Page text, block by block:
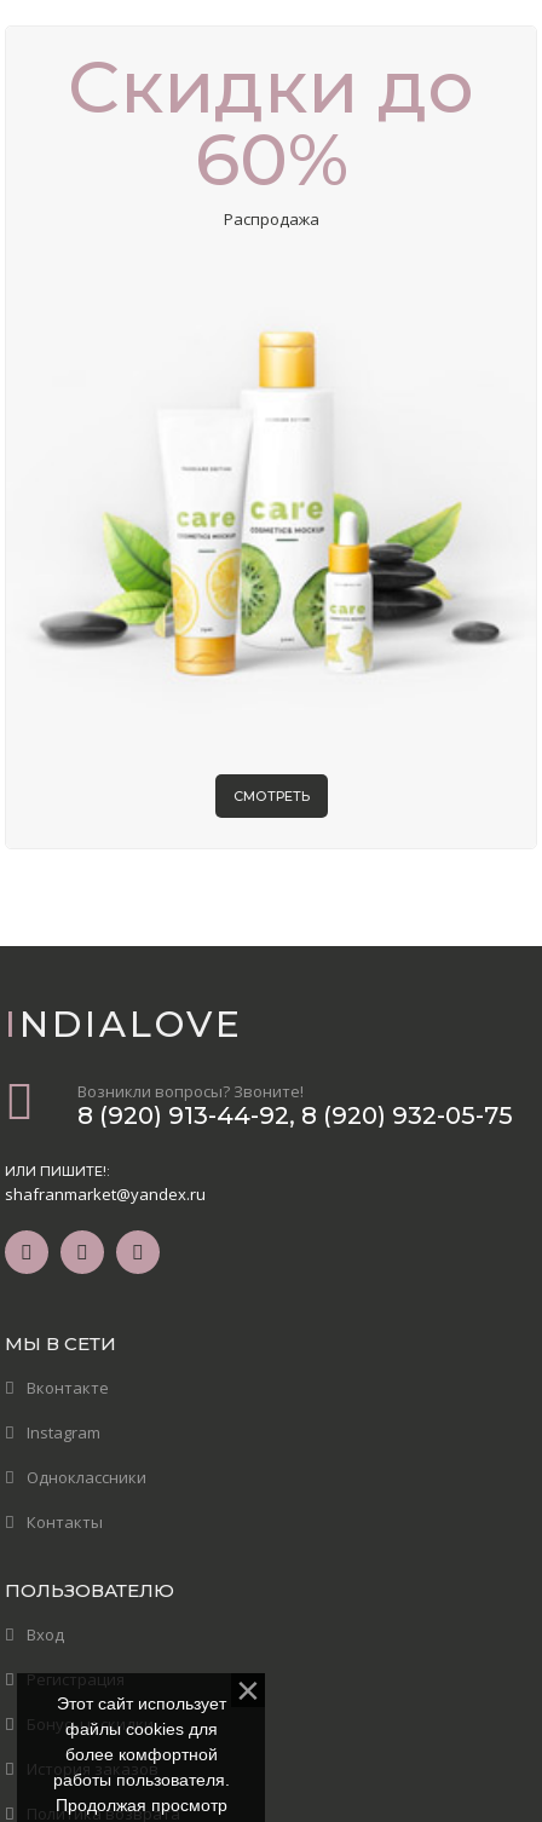
Скидки до
60%
Распродажа
СМОТРЕТЬ
INDIALOVE
Возникли вопросы? Звоните!
8 (920) 913-44-92, 8 (920) 932-05-75
ИЛИ ПИШИТЕ!:
shafranmarket@yandex.ru
МЫ В СЕТИ
Вконтакте
Instagram
Одноклассники
Контакты
ПОЛЬЗОВАТЕЛЮ
Вход
Регистрация
Бонусы и скидки
История заказов
Политика возврата
Этот сайт использует
файлы cookies для
более комфортной
работы пользователя.
Продолжая просмотр